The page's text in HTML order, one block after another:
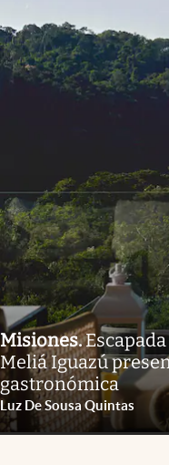
Misiones.
Meliá Iguazú
gastronómica
Luz De Sousa Quintas